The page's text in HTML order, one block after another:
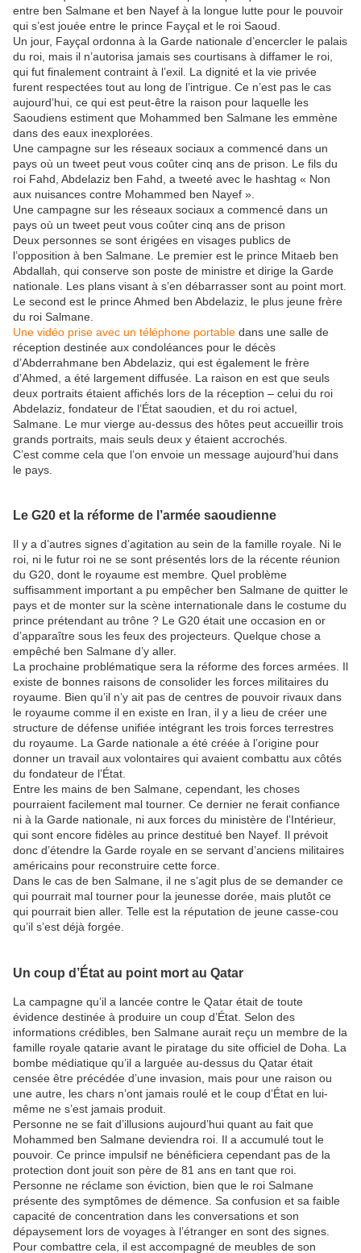
entre ben Salmane et ben Nayef à la longue lutte pour le pouvoir
qui s’est jouée entre le prince Fayçal et le roi Saoud.
Un jour, Fayçal ordonna à la Garde nationale d’encercler le palais
du roi, mais il n’autorisa jamais ses courtisans à diffamer le roi,
qui fut finalement contraint à l’exil. La dignité et la vie privée
furent respectées tout au long de l’intrigue. Ce n’est pas le cas
aujourd’hui, ce qui est peut-être la raison pour laquelle les
Saoudiens estiment que Mohammed ben Salmane les emmène
dans des eaux inexplorées.
Une campagne sur les réseaux sociaux a commencé dans un
pays où un tweet peut vous coûter cinq ans de prison. Le fils du
roi Fahd, Abdelaziz ben Fahd, a tweeté avec le hashtag « Non
aux nuisances contre Mohammed ben Nayef ».
Une campagne sur les réseaux sociaux a commencé dans un
pays où un tweet peut vous coûter cinq ans de prison
Deux personnes se sont érigées en visages publics de
l’opposition à ben Salmane. Le premier est le prince Mitaeb ben
Abdallah, qui conserve son poste de ministre et dirige la Garde
nationale. Les plans visant à s’en débarrasser sont au point mort.
Le second est le prince Ahmed ben Abdelaziz, le plus jeune frère
du roi Salmane.
Une vidéo prise avec un téléphone portable dans une salle de
réception destinée aux condoléances pour le décès
d’Abderrahmane ben Abdelaziz, qui est également le frère
d’Ahmed, a été largement diffusée. La raison en est que seuls
deux portraits étaient affichés lors de la réception – celui du roi
Abdelaziz, fondateur de l’État saoudien, et du roi actuel,
Salmane. Le mur vierge au-dessus des hôtes peut accueillir trois
grands portraits, mais seuls deux y étaient accrochés.
C’est comme cela que l’on envoie un message aujourd’hui dans
le pays.
Le G20 et la réforme de l’armée saoudienne
Il y a d’autres signes d’agitation au sein de la famille royale. Ni le
roi, ni le futur roi ne se sont présentés lors de la récente réunion
du G20, dont le royaume est membre. Quel problème
suffisamment important a pu empêcher ben Salmane de quitter le
pays et de monter sur la scène internationale dans le costume du
prince prétendant au trône ? Le G20 était une occasion en or
d’apparaître sous les feux des projecteurs. Quelque chose a
empêché ben Salmane d’y aller.
La prochaine problématique sera la réforme des forces armées. Il
existe de bonnes raisons de consolider les forces militaires du
royaume. Bien qu’il n’y ait pas de centres de pouvoir rivaux dans
le royaume comme il en existe en Iran, il y a lieu de créer une
structure de défense unifiée intégrant les trois forces terrestres
du royaume. La Garde nationale a été créée à l’origine pour
donner un travail aux volontaires qui avaient combattu aux côtés
du fondateur de l’État.
Entre les mains de ben Salmane, cependant, les choses
pourraient facilement mal tourner. Ce dernier ne ferait confiance
ni à la Garde nationale, ni aux forces du ministère de l’Intérieur,
qui sont encore fidèles au prince destitué ben Nayef. Il prévoit
donc d’étendre la Garde royale en se servant d’anciens militaires
américains pour reconstruire cette force.
Dans le cas de ben Salmane, il ne s’agit plus de se demander ce
qui pourrait mal tourner pour la jeunesse dorée, mais plutôt ce
qui pourrait bien aller. Telle est la réputation de jeune casse-cou
qu’il s’est déjà forgée.
Un coup d’État au point mort au Qatar
La campagne qu’il a lancée contre le Qatar était de toute
évidence destinée à produire un coup d’État. Selon des
informations crédibles, ben Salmane aurait reçu un membre de la
famille royale qatarie avant le piratage du site officiel de Doha. La
bombe médiatique qu’il a larguée au-dessus du Qatar était
censée être précédée d’une invasion, mais pour une raison ou
une autre, les chars n’ont jamais roulé et le coup d’État en lui-
même ne s’est jamais produit.
Personne ne se fait d’illusions aujourd’hui quant au fait que
Mohammed ben Salmane deviendra roi. Il a accumulé tout le
pouvoir. Ce prince impulsif ne bénéficiera cependant pas de la
protection dont jouit son père de 81 ans en tant que roi.
Personne ne réclame son éviction, bien que le roi Salmane
présente des symptômes de démence. Sa confusion et sa faible
capacité de concentration dans les conversations et son
dépaysement lors de voyages à l’étranger en sont des signes.
Pour combattre cela, il est accompagné de meubles de son